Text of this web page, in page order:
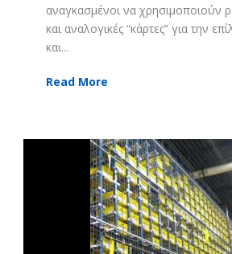
αναγκασμένοι να χρησιμοποιούν
και αναλογικές “κάρτες” για την
και...
Read More